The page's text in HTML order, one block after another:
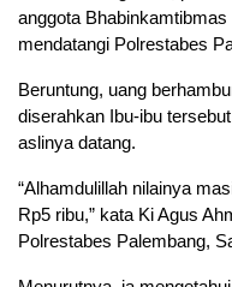
anggota
mendatangi Polrestabes
Beruntung, uang
diserahkan Ibu-ibu
aslinya datang.
“Alhamdulillah nilainya
Rp5 ribu,” kata Ki Agus
Polrestabes Palembang,